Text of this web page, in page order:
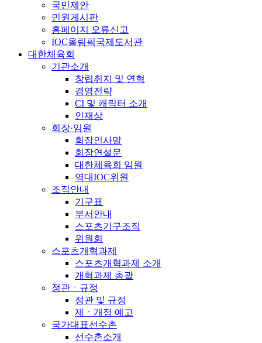
국민제안
민원게시판
홈페이지 오류신고
IOC올림픽국제도서관
대한체육회
기관소개
창립취지 및 연혁
경영전략
CI 및 캐릭터 소개
인재상
회장·임원
회장인사말
회장연설문
대한체육회 임원
역대IOC위원
조직안내
기구표
부서안내
스포츠기구조직
위원회
스포츠개혁과제
스포츠개혁과제 소개
개혁과제 총괄
정관ㆍ규정
정관 및 규정
제ㆍ개정 예고
국가대표선수촌
선수촌소개